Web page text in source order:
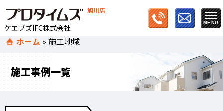
旭川店
ケエブズIFC株式会社
ホーム »施工地域
施工事例一覧